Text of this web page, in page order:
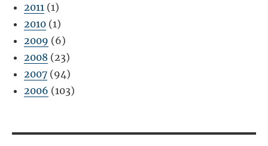
2011 (1)
2010 (1)
2009 (6)
2008 (23)
2007 (94)
2006 (103)